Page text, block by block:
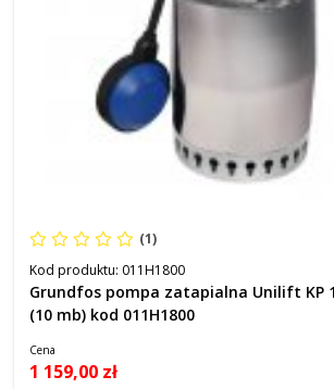
(1)
Kod produktu: 011H1800
Grundfos pompa zatapialna Unilift KP
(10 mb) kod 011H1800
Cena
1 159,00 zł